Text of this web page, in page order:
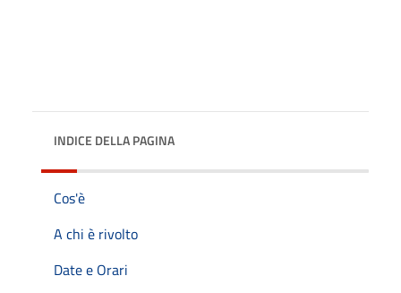
INDICE DELLA PAGINA
Cos'è
A chi è rivolto
Date e Orari